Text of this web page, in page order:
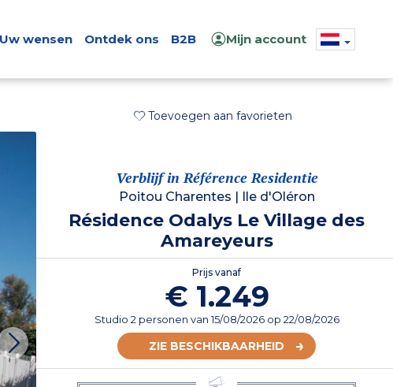
Uw wensen Ontdek ons B2B Mijn account
Toevoegen aan favorieten
Verblijf in Référence Residentie
Poitou Charentes Ile d'Oléron
Résidence Odalys Le Village des
Amareyeurs
Prijs vanaf
€ 1.249
Studio 2 personen van15/08/2026op 22/08/2026
ZIE BESCHIKBAARHEID